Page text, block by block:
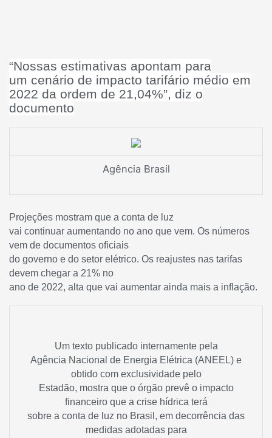
“Nossas estimativas apontam para
um cenário de impacto tarifário médio em
2022 da ordem de 21,04%”, diz o
documento
Agência Brasil
Projeções mostram que a conta de luz
vai continuar aumentando no ano que vem. Os números
vem de documentos oficiais
do governo e do setor elétrico. Os reajustes nas tarifas
devem chegar a 21% no
ano de 2022, alta que vai aumentar ainda mais a inflação.
Um texto publicado internamente pela
Agência Nacional de Energia Elétrica (ANEEL) e
obtido com exclusividade pelo
Estadão, mostra que o órgão prevê o impacto
financeiro que a crise hídrica terá
sobre a conta de luz no Brasil, em decorrência das
medidas adotadas para